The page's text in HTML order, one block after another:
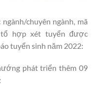
chuyên ngành, mã
tổ hợp xét tuyển được
tuyển sinh năm 2022:
phát triển thêm 09